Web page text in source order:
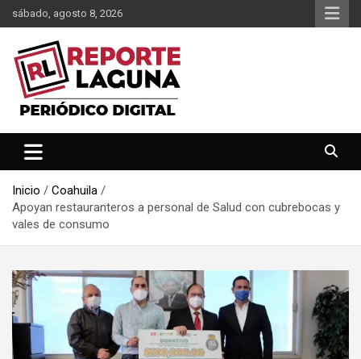
Saltar
al
contenido
sábado, agosto 8, 2026
Reporte Laguna
Inicio
Coahuila
Apoyan restauranteros a personal de Salud con cubrebocas y
vales de consumo